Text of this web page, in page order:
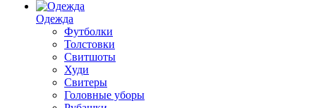
Одежда
Футболки
Толстовки
Свитшоты
Худи
Свитеры
Головные уборы